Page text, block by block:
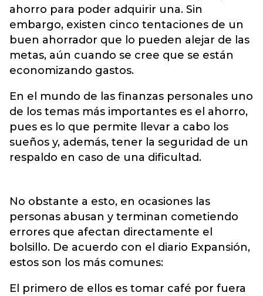
ahorro para poder adquirir una. Sin
embargo, existen cinco tentaciones de un
buen ahorrador que lo pueden alejar de las
metas, aún cuando se cree que se están
economizando gastos.
En el mundo de las finanzas personales uno
de los temas más importantes es el ahorro,
pues es lo que permite llevar a cabo los
sueños y, además, tener la seguridad de un
respaldo en caso de una dificultad.
No obstante a esto, en ocasiones las
personas abusan y terminan cometiendo
errores que afectan directamente el
bolsillo. De acuerdo con el diario Expansión,
estos son los más comunes:
El primero de ellos es tomar café por fuera